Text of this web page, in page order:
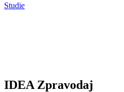
Studie
IDEA Zpravodaj